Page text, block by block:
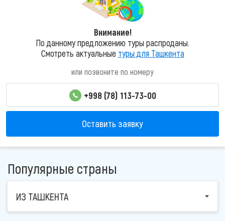
Внимание!
По данному предложению туры распроданы.
Смотреть актуальные туры для Ташкента
или позвоните по номеру
+998 (78) 113-73-00
Оставить заявку
Популярные страны
ИЗ ТАШКЕНТА